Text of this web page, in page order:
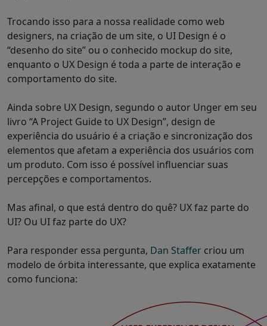
Trocando isso para a nossa realidade como web
designers, na criação de um site, o UI Design é o
“desenho do site” ou o conhecido mockup do site,
enquanto o UX Design é toda a parte de interação e
comportamento do site.
Ainda sobre UX Design, segundo o autor Unger em seu
livro “A Project Guide to UX Design”, design de
experiência do usuário é a criação e sincronização dos
elementos que afetam a experiência dos usuários com
um produto. Com isso é possível influenciar suas
percepções e comportamentos.
Mas afinal, o que está dentro do quê? UX faz parte do
UI? Ou UI faz parte do UX?
Para responder essa pergunta, Dan Staffer criou um
modelo de órbita interessante, que explica exatamente
como funciona: